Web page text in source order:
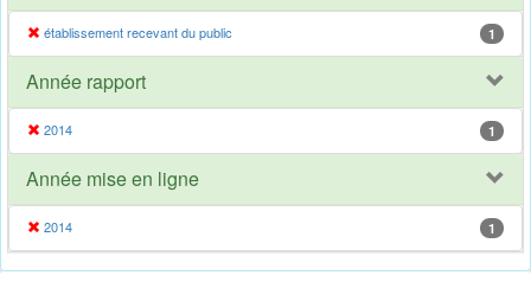
établissement recevant du public 1
Année rapport
2014 1
Année mise en ligne
2014 1